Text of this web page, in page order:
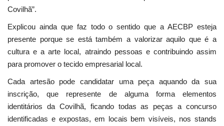
Covilhã”.
Explicou ainda que faz todo o sentido que a AECBP esteja
presente porque se está também a valorizar aquilo que é a
cultura e a arte local, atraindo pessoas e contribuindo assim
para promover o tecido empresarial local.
Cada artesão pode candidatar uma peça aquando da sua
inscrição, que represente de alguma forma elementos
identitários da Covilhã, ficando todas as peças a concurso
identificadas e expostas, em locais bem visíveis, nos stands